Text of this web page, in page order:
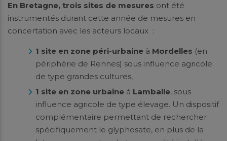
En Bretagne, trois sites de mesures ont été
instrumentés durant cette année de mesures en
concertation avec les acteurs locaux :
1 site en zone péri-urbaine à Mordelles (en
périphérie de Rennes) sous influence agricole
de type grandes cultures,
1 site en zone urbaine à Lamballe, sous
influence agricole de type élevage. Un dispositif
complémentaire permettant de rechercher
spécifiquement le glyphosate, en plus de la